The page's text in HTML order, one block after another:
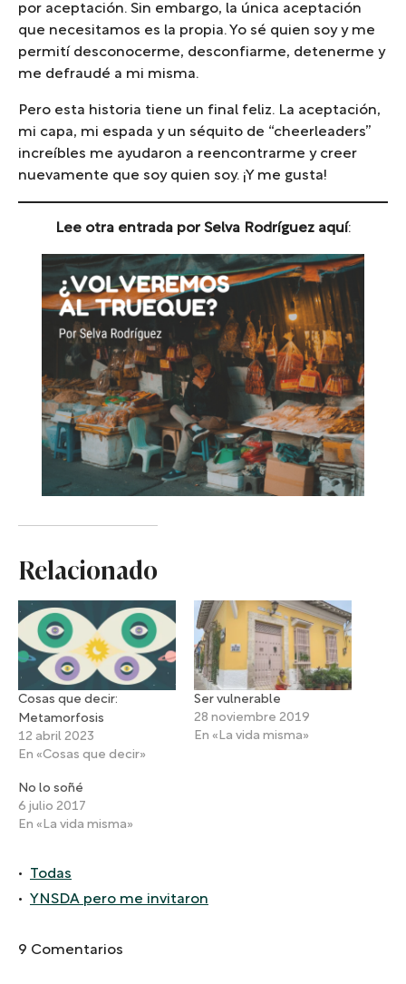
por aceptación. Sin embargo, la única aceptación
que necesitamos es la propia. Yo sé quien soy y me
permití desconocerme, desconfiarme, detenerme y
me defraudé a mi misma.
Pero esta historia tiene un final feliz. La aceptación,
mi capa, mi espada y un séquito de “cheerleaders”
increíbles me ayudaron a reencontrarme y creer
nuevamente que soy quien soy. ¡Y me gusta!
Lee otra entrada por Selva Rodríguez aquí:
Relacionado
Cosas que decir:
Metamorfosis
12 abril 2023
En «Cosas que decir»
Ser vulnerable
28 noviembre 2019
En «La vida misma»
No lo soñé
6 julio 2017
En «La vida misma»
Todas
YNSDA pero me invitaron
9 Comentarios